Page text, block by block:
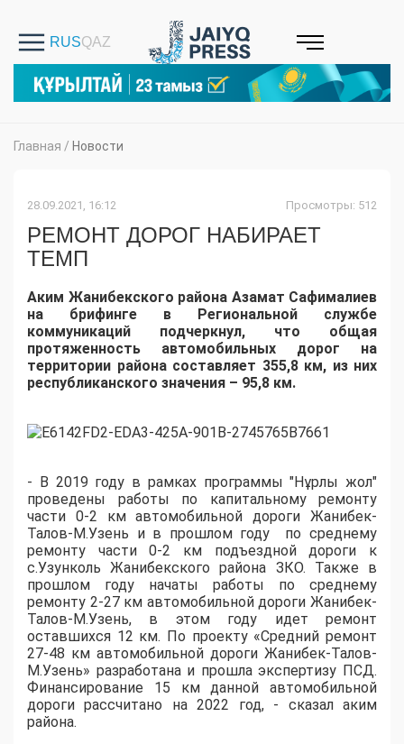
Главная / Новости
28.09.2021, 16:12 Просмотры: 512
РЕМОНТ ДОРОГ НАБИРАЕТ
ТЕМП
Аким Жанибекского района Азамат Сафималиев
на брифинге в Региональной службе
коммуникаций подчеркнул, что общая
протяженность автомобильных дорог на
территории района составляет 355,8 км, из них
республиканского значения – 95,8 км.
- В 2019 году в рамках программы "Нұрлы жол"
проведены работы по капитальному ремонту
части 0-2 км автомобильной дороги Жанибек-
Талов-М.Узень и в прошлом году
по среднему
ремонту части 0-2 км подъездной дороги к
с.Узунколь Жанибекского района ЗКО. Также в
прошлом году начаты работы по среднему
ремонту 2-27 км автомобильной дороги Жанибек-
Талов-М.Узень, в этом году идет ремонт
оставшихся 12 км. По проекту «Средний ремонт
27-48 км автомобильной дороги Жанибек-Талов-
М.Узень» разработана и прошла экспертизу ПСД.
Финансирование 15 км данной автомобильной
дороги рассчитано на 2022 год, - сказал аким
района.